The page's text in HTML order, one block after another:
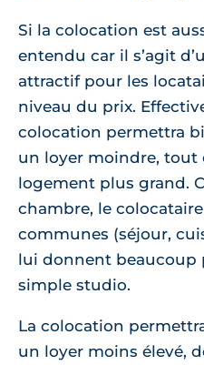
Si la colocation est
entendu car il s’agit
attractif pour les
niveau du prix.
colocation permettra
un loyer moindre, tout
logement plus grand.
chambre, le
communes (séjour,
lui donnent beaucoup
simple studio.
La colocation
un loyer moins élevé,